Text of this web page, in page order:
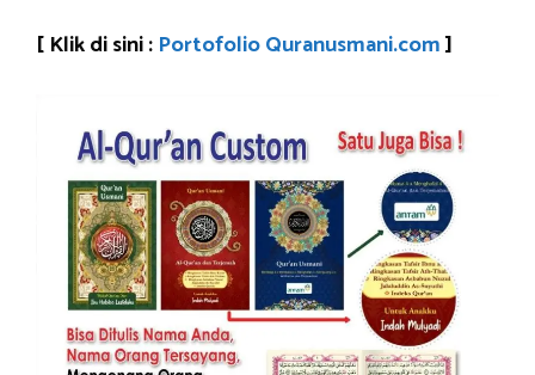
[ Klik di sini : Portofolio Quranusmani.com]